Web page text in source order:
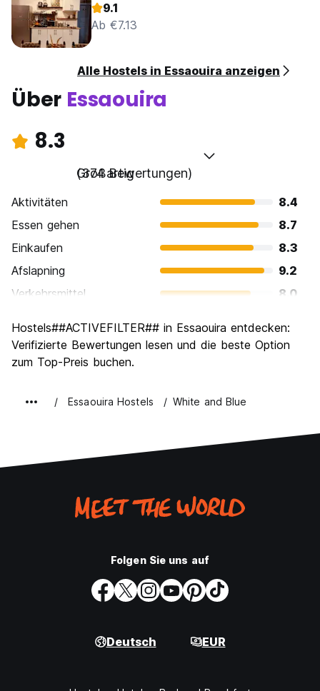
9.1
Ab €7.13
Alle Hostels in Essaouira anzeigen
Über Essaouira
8.3
Großartig
(374 Bewertungen)
Aktivitäten
8.4
Essen gehen
8.7
Einkaufen
8.3
Afslapning
9.2
Verkehrsmittel
8.0
Kultur
8.5
Nachtleben / Party
Hostels##ACTIVEFILTER## in Essaouira entdecken:
Verifizierte Bewertungen lesen und die beste Option
zum Top-Preis buchen.
Essaouira Hostels White and Blue
Folgen Sie uns auf
Deutsch EUR